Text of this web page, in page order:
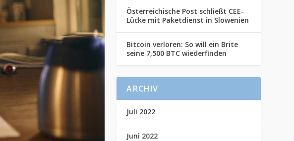
Österreichische Post schließt CEE-
Lücke mit Paketdienst in Slowenien
Bitcoin verloren: So will ein Brite
seine 7,500 BTC wiederfinden
ARCHIV
Juli 2022
Juni 2022